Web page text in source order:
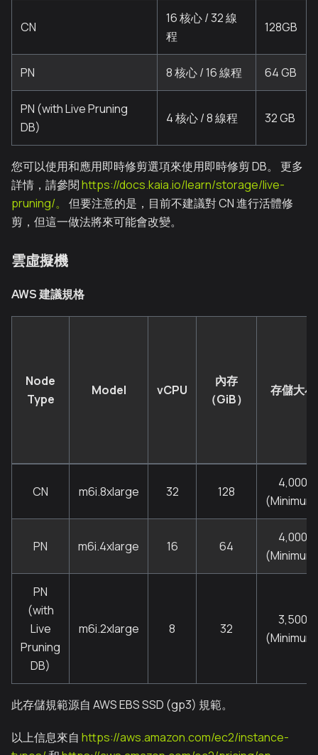
CN
16 核心 / 32 線
程
128GB
PN 8 核心 / 16 線程 64 GB
PN (with Live Pruning
DB)
4 核心 / 8 線程 32 GB
您可以使用和應用即時修剪選項來使用即時修剪 DB。 更多
詳情，請參閱https://docs.kaia.io/learn/storage/live-
pruning/。
但要注意的是，目前不建議對 CN 進行活體修
剪，但這一做法將來可能會改變。
雲虛擬機
AWS 建議規格
Node
Type
Model vCPU
內存
（GiB）
存儲大小
CN m6i.8xlarge 32 128
4,000
PN m6i.4xlarge 16 64
4,000
PN
(with
Live
Pruning
DB)
m6i.2xlarge 8 32
3,500
此存儲規範源自 AWS EBS SSD (gp3) 規範。
以上信息來自 https://aws.amazon.com/ec2/instance-